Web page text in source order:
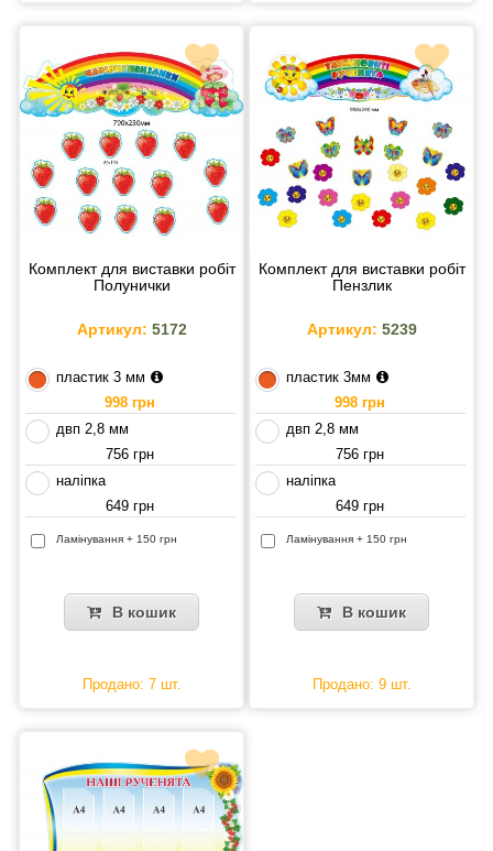
Комплект для виставки робіт
Полунички
Артикул: 5172
пластик 3 мм
998 грн
двп 2,8 мм
756 грн
наліпка
649 грн
Ламінування + 150 грн
В кошик
Продано: 7 шт.
Комплект для виставки робіт
Пензлик
Артикул: 5239
пластик 3мм
998 грн
двп 2,8 мм
756 грн
наліпка
649 грн
Ламінування + 150 грн
В кошик
Продано: 9 шт.